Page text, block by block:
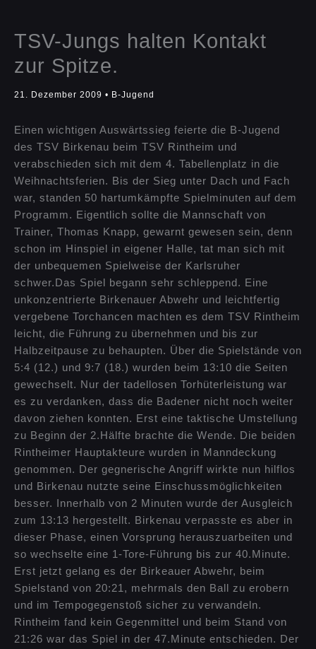
TSV-Jungs halten Kontakt
zur Spitze.
21. Dezember 2009 • B-Jugend
Einen wichtigen Auswärtssieg feierte die B-Jugend
des TSV Birkenau beim TSV Rintheim und
verabschieden sich mit dem 4. Tabellenplatz in die
Weihnachtsferien. Bis der Sieg unter Dach und Fach
war, standen 50 hartumkämpfte Spielminuten auf dem
Programm. Eigentlich sollte die Mannschaft von
Trainer, Thomas Knapp, gewarnt gewesen sein, denn
schon im Hinspiel in eigener Halle, tat man sich mit
der unbequemen Spielweise der Karlsruher
schwer.Das Spiel begann sehr schleppend. Eine
unkonzentrierte Birkenauer Abwehr und leichtfertig
vergebene Torchancen machten es dem TSV Rintheim
leicht, die Führung zu übernehmen und bis zur
Halbzeitpause zu behaupten. Über die Spielstände von
5:4 (12.) und 9:7 (18.) wurden beim 13:10 die Seiten
gewechselt. Nur der tadellosen Torhüterleistung war
es zu verdanken, dass die Badener nicht noch weiter
davon ziehen konnten. Erst eine taktische Umstellung
zu Beginn der 2.Hälfte brachte die Wende. Die beiden
Rintheimer Hauptakteure wurden in Manndeckung
genommen. Der gegnerische Angriff wirkte nun hilflos
und Birkenau nutzte seine Einschussmöglichkeiten
besser. Innerhalb von 2 Minuten wurde der Ausgleich
zum 13:13 hergestellt. Birkenau verpasste es aber in
dieser Phase, einen Vorsprung herauszuarbeiten und
so wechselte eine 1-Tore-Führung bis zur 40.Minute.
Erst jetzt gelang es der Birkeauer Abwehr, beim
Spielstand von 20:21, mehrmals den Ball zu erobern
und im Tempogegenstoß sicher zu verwandeln.
Rintheim fand kein Gegenmittel und beim Stand von
21:26 war das Spiel in der 47.Minute entschieden. Der